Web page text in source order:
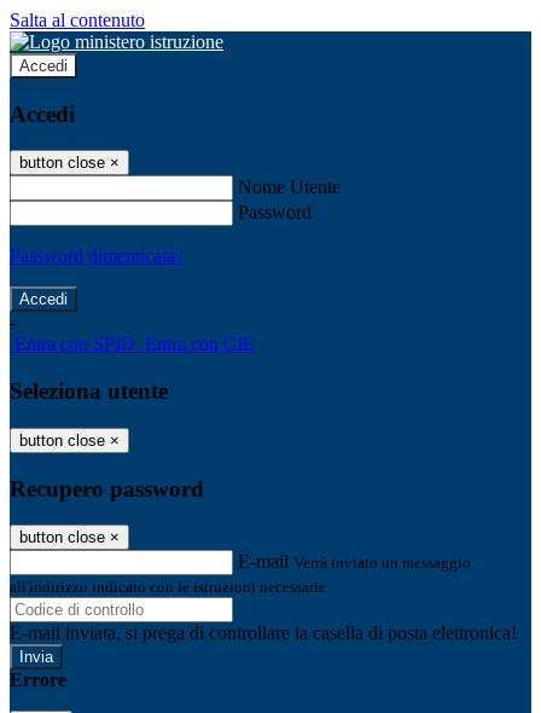
Salta al contenuto
Accedi
Accedi
button close ×
Nome Utente
Password
Password dimenticata?
-
Entra con SPID Entra con CIE
Seleziona utente
button close ×
Recupero password
button close ×
E-mail Verrà inviato un messaggio
all'indirizzo indicato con le istruzioni necessarie.
E-mail inviata, si prega di controllare la casella di posta elettronica!
Errore